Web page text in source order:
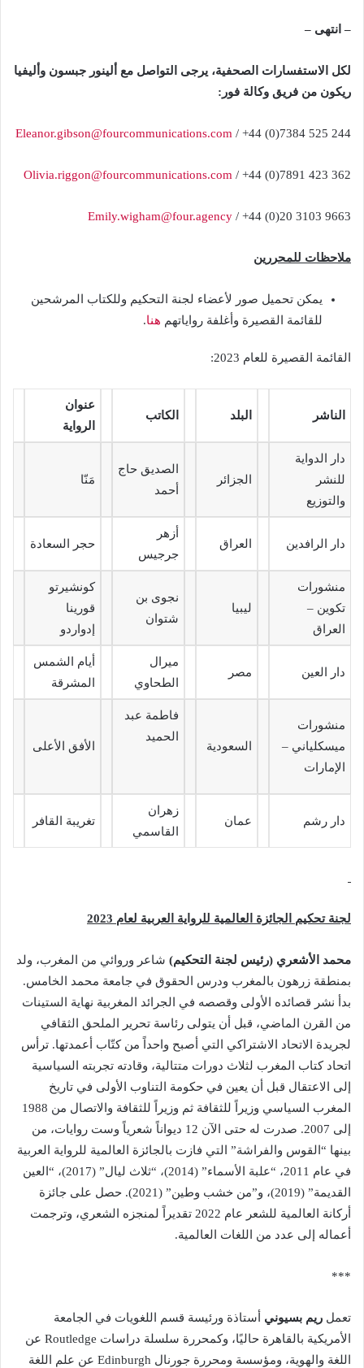
– انتهى –
لكل الاستفسارات الصحفية، يرجى التواصل مع ألينور جبسون وأليفيا
ريكون من فريق وكالة فور:
Eleanor.gibson@fourcommunications.com / +44 (0)7384 525 244
Olivia.riggon@fourcommunications.com / +44 (0)7891 423 362
Emily.wigham@four.agency / +44 (0)20 3103 9663
ملاحظات للمحررين
يمكن تحميل صور لأعضاء لجنة التحكيم وللكتاب المرشحين
للقائمة القصيرة وأغلفة رواياتهم هنا.
القائمة القصيرة للعام 2023:
الناشر البلد الكاتب
عنوان
الرواية
دار الدواية
للنشر
والتوزيع
الجزائر
الصديق حاج
أحمد
مَنّا
دار الرافدين العراق
أزهر
جرجيس
حجر السعادة
منشورات
تكوين –
العراق
ليبيا
نجوى بن
شتوان
كونشيرتو
قورينا
إدواردو
دار العين مصر
ميرال
الطحاوي
أيام الشمس
المشرقة
منشورات
ميسكلياني –
الإمارات
السعودية
فاطمة عبد
الحميد
الأفق الأعلى
دار رشم عمان
زهران
القاسمي
تغريبة القافر
لجنة تحكيم الجائزة العالمية للرواية العربية لعام 2023
محمد الأشعري (رئيس لجنة التحكيم) شاعر وروائي من المغرب، ولد
بمنطقة زرهون بالمغرب ودرس الحقوق في جامعة محمد الخامس.
بدأ نشر قصائده الأولى وقصصه في الجرائد المغربية نهاية الستينات
من القرن الماضي، قبل أن يتولى رئاسة تحرير الملحق الثقافي
لجريدة الاتحاد الاشتراكي التي أصبح واحداً من كتّاب أعمدتها. ترأس
اتحاد كتاب المغرب لثلاث دورات متتالية، وقادته تجربته السياسية
إلى الاعتقال قبل أن يعين في حكومة التناوب الأولى في تاريخ
المغرب السياسي وزيراً للثقافة ثم وزيراً للثقافة والاتصال من 1988
إلى 2007. صدرت له حتى الآن 12 ديواناً شعرياً وست روايات، من
بينها “القوس والفراشة” التي فازت بالجائزة العالمية للرواية العربية
في عام 2011، “علبة الأسماء” (2014)، “ثلاث ليال” (2017)، “العين
القديمة” (2019)، و”من خشب وطين” (2021). حصل على جائزة
أركانة العالمية للشعر عام 2022 تقديراً لمنجزه الشعري، وترجمت
أعماله إلى عدد من اللغات العالمية.
***
تعمل ريم بسيوني أستاذة ورئيسة قسم اللغويات في الجامعة
الأمريكية بالقاهرة حاليًا، وكمحررة سلسلة دراسات Routledge عن
اللغة والهوية، ومؤسسة ومحررة جورنال Edinburgh عن علم اللغة